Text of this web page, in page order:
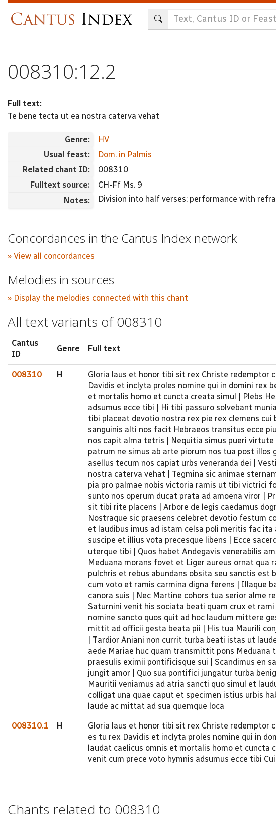
008310:12.2
Full text:
Te bene tecta ut ea nostra caterva vehat
Genre:
HV
Usual feast:
Dom. in Palmis
Related chant ID:
008310
Fulltext source:
CH-Ff Ms. 9
Notes:
Division into half verses; performance with
Concordances in the Cantus Index network
» View all concordances
Melodies in sources
» Display the melodies connected with this chant
All text variants of 008310
Cantus
ID
Genre Full text
008310 H
Gloria laus et honor tibi sit rex Christe redemptor
Davidis et inclyta proles nomine qui in domini rex
et mortalis homo et cuncta creata simul | Plebs
adsumus ecce tibi | Hi tibi passuro solvebant
tibi placeat devotio nostra rex pie rex clemens
sanguinis alti nos facit Hebraeos transitus ecce
nos capit alma tetris | Nequitia simus pueri
patrum ne simus ab arte piorum nos tua post
asellus tecum nos capiat urbs veneranda dei |
nostra caterva vehat | Tegmina sic animae
pia pro palmae nobis victoria ramis ut tibi victrici
sunto nos operum ducat prata ad amoena viror |
sit tibi rite placens | Arbore de legis caedamus
Nostraque sic praesens celebret devotio festum
et laudibus imus ad istam celsa poli meritis fac
suscipe et illius vota precesque libens | Ecce
uterque tibi | Quos habet Andegavis venerabilis
Meduana morans fovet et Liger aureus ornat qua
pulchris et rebus abundans obsita seu sanctis est
cum voto et ramis carmina digna ferens | Illaque
canora suis | Nec Martine cohors tua serior alme
Saturnini venit his sociata beati quam crux et
nomine sancto quos quit ad hoc laudum mittere
mittit ad officii gesta beata pii | His tua Maurili
| Tardior Aniani non currit turba beati istas ut
aede Mariae huc quam transmittit pons Meduana
praesulis eximii pontificisque sui | Scandimus en
jungit amor | Quo sua pontifici jungatur turba
Mauritii veniamus ad atria sancti quo simul et
colligat una quae caput et specimen istius urbis
laude ac mittat ad sua quemque loca
008310.1 H
Gloria laus et honor tibi sit rex Christe redemptor
es tu rex Davidis et inclyta proles nomine qui in
laudat caelicus omnis et mortalis homo et cuncta
venit cum prece voto hymnis adsumus ecce tibi
Chants related to 008310